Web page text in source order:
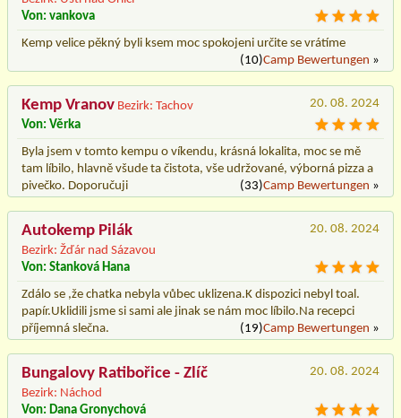
Von: vankova
Kemp velice pěkný byli ksem moc spokojeni určite se vrátíme
(10)Camp Bewertungen »
Kemp Vranov Bezirk: Tachov
20. 08. 2024
Von: Věrka
Byla jsem v tomto kempu o víkendu, krásná lokalita, moc se mě
tam líbilo, hlavně všude ta čistota, vše udržované, výborná pizza a
pivečko. Doporučuji
(33)Camp Bewertungen »
Autokemp Pilák
Bezirk: Žďár nad Sázavou
20. 08. 2024
Von: Stanková Hana
Zdálo se ,že chatka nebyla vůbec uklizena.K dispozici nebyl toal.
papír.Uklidili jsme si sami ale jinak se nám moc líbilo.Na recepci
příjemná slečna.
(19)Camp Bewertungen »
Bungalovy Ratibořice - Zlíč
Bezirk: Náchod
20. 08. 2024
Von: Dana Gronychová